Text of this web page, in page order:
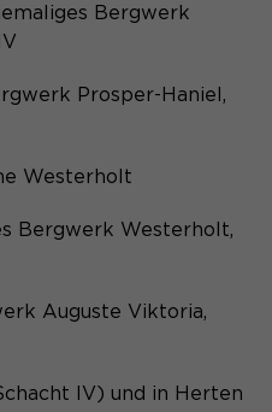
Bergwerk
Prosper-Haniel,
Westerholt
Bergwerk Westerholt,
Auguste Viktoria,
IV) und in Herten